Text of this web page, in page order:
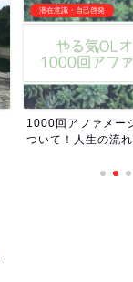
バストケア
【30代女子へ捧ぐ
おすすめ3選！